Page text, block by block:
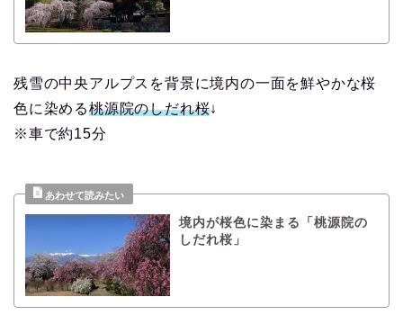
残雪の中央アルプスを背景に境内の一面を鮮やかな桜
色に染める桃源院のしだれ桜↓
※車で約15分
境内が桜色に染まる「桃源院の
しだれ桜」